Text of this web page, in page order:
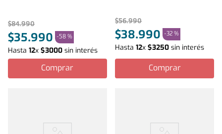
$84.990
$35.990 -58 %
Hasta 12x $3000 sin interés
Comprar
$56.990
$38.990 -32 %
Hasta12x$3250 sin interés
Comprar